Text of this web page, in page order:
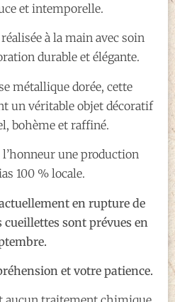
et intemporelle.
à la main avec soin
durable et élégante.
métallique dorée, cette
un véritable objet décoratif
bohème et raffiné.
une production
100 % locale.
en rupture de
sont prévues en
et votre patience.